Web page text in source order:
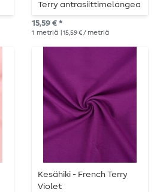
Terry antrasiittimelangea
15,59 € *
1 metriä | 15,59 € / metriä
Kesähiki - French Terry
Violet